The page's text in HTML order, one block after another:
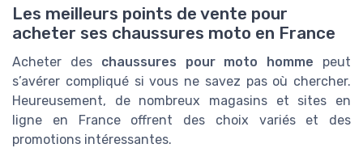
Les meilleurs points de vente pour
acheter ses chaussures moto en France
Acheter des chaussures pour moto homme peut
s’avérer compliqué si vous ne savez pas où chercher.
Heureusement, de nombreux magasins et sites en
ligne en France offrent des choix variés et des
promotions intéressantes.